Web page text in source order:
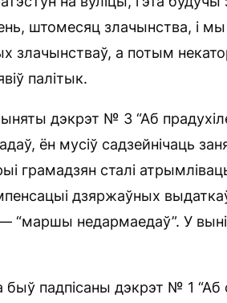
штомесяц злачынства, і
злачынстваў, а потым
палітык.
дэкрэт № 3 “Аб
ён мусіў садзейнічаць
грамадзян сталі
дзяржаўных
“маршы недармаедаў”. У
быў падпісаны дэкрэт № 1 “Аб